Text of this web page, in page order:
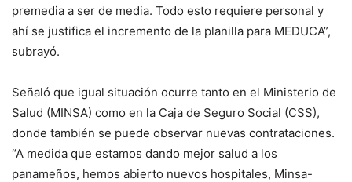
premedia a ser de media. Todo esto requiere personal y
ahí se justifica el incremento de la planilla para MEDUCA”,
subrayó.
Señaló que igual situación ocurre tanto en el Ministerio de
Salud (MINSA) como en la Caja de Seguro Social (CSS),
donde también se puede observar nuevas contrataciones.
“A medida que estamos dando mejor salud a los
panameños, hemos abierto nuevos hospitales, Minsa-